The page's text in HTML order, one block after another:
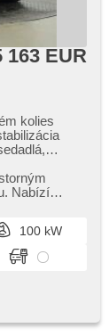
163 EUR
kolies
okná,
pohon 4 x 4
Nabízí
100 kW